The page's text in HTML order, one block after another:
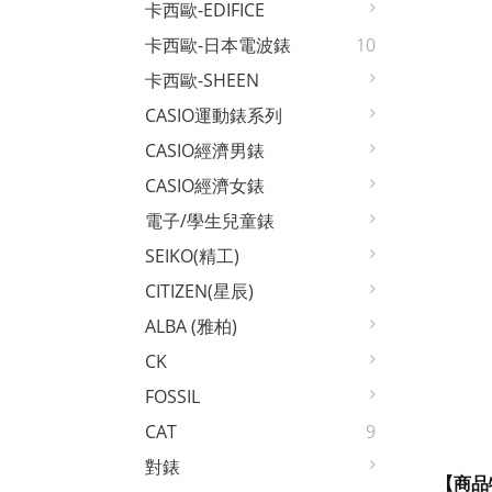
卡西歐-EDIFICE
卡西歐-日本電波錶
10
卡西歐-SHEEN
CASIO運動錶系列
CASIO經濟男錶
CASIO經濟女錶
電子/學生兒童錶
SEIKO(精工)
CITIZEN(星辰)
ALBA (雅柏)
CK
FOSSIL
CAT
9
對錶
【商